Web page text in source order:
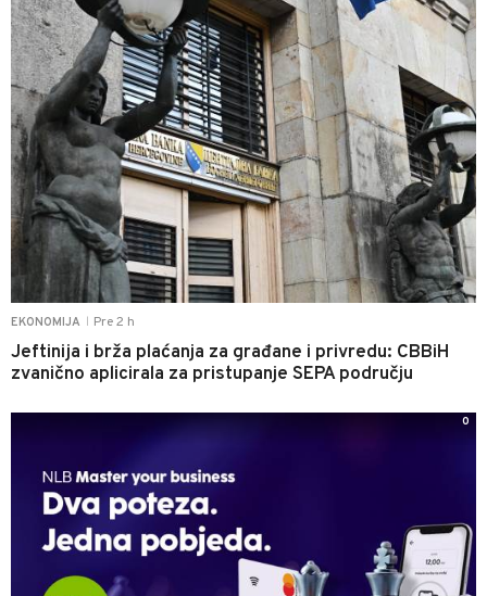
EKONOMIJA Pre 2 h
Jeftinija i brža plaćanja za građane i privredu: CBBiH
zvanično aplicirala za pristupanje SEPA području
0